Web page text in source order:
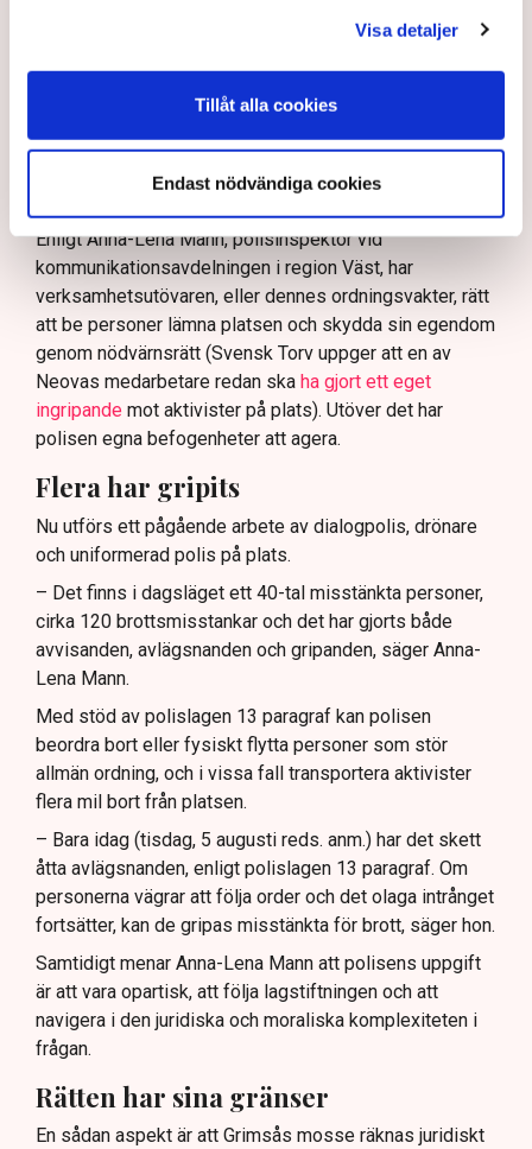
Visa detaljer
Tillåt alla cookies
Endast nödvändiga cookies
bör ge utrymme för aktivister att blockera en
tillståndsgiven verksamhet, och om inte polisen borde
ha en tydligare skyldighet att skydda privat egendom
Enligt Anna-Lena Mann, polisinspektör vid
kommunikationsavdelningen i region Väst, har
verksamhetsutövaren, eller dennes ordningsvakter, rätt
att be personer lämna platsen och skydda sin egendom
genom nödvärnsrätt (Svensk Torv uppger att en av
Neovas medarbetare redan ska ha gjort ett eget
ingripande mot aktivister på plats). Utöver det har
polisen egna befogenheter att agera.
Flera har gripits
Nu utförs ett pågående arbete av dialogpolis, drönare
och uniformerad polis på plats.
– Det finns i dagsläget ett 40-tal misstänkta personer,
cirka 120 brottsmisstankar och det har gjorts både
avvisanden, avlägsnanden och gripanden, säger Anna-
Lena Mann.
Med stöd av polislagen 13 paragraf kan polisen
beordra bort eller fysiskt flytta personer som stör
allmän ordning, och i vissa fall transportera aktivister
flera mil bort från platsen.
– Bara idag (tisdag, 5 augusti reds. anm.) har det skett
åtta avlägsnanden, enligt polislagen 13 paragraf. Om
personerna vägrar att följa order och det olaga intrånget
fortsätter, kan de gripas misstänkta för brott, säger hon.
Samtidigt menar Anna-Lena Mann att polisens uppgift
är att vara opartisk, att följa lagstiftningen och att
navigera i den juridiska och moraliska komplexiteten i
frågan.
Rätten har sina gränser
En sådan aspekt är att Grimsås mosse räknas juridiskt